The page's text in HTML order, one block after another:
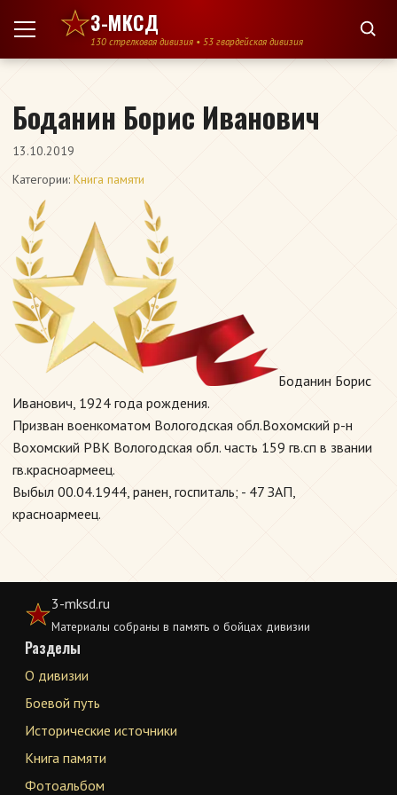
Перейти к содержимому
3-МКСД
130 стрелковая дивизия • 53 гвардейская дивизия
Боданин Борис Иванович
13.10.2019
Категории: Книга памяти
Боданин Борис
Иванович, 1924 года рождения.
Призван военкоматом Вологодская обл.Вохомский р-н
Вохомский РВК Вологодская обл. часть 159 гв.сп в звании
гв.красноармеец.
Выбыл 00.04.1944, ранен, госпиталь; - 47 ЗАП,
красноармеец.
3-mksd.ru
Материалы собраны в память о бойцах дивизии
Разделы
О дивизии
Боевой путь
Исторические источники
Книга памяти
Фотоальбом